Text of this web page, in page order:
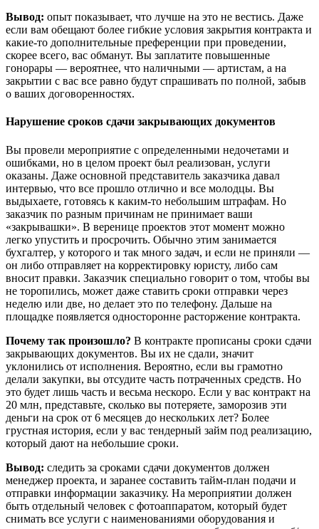
Вывод: опыт показывает, что лучше на это не вестись. Даже
если вам обещают более гибкие условия закрытия контракта и
какие-то дополнительные преференции при проведении,
скорее всего, вас обманут. Вы заплатите повышенные
гонорары — вероятнее, что наличными — артистам, а на
закрытии с вас все равно будут спрашивать по полной, забыв
о ваших договоренностях.
Нарушение сроков сдачи закрывающих документов
Вы провели мероприятие с определенными недочетами и
ошибками, но в целом проект был реализован, услуги
оказаны. Даже основной представитель заказчика давал
интервью, что все прошло отлично и все молодцы. Вы
выдыхаете, готовясь к каким-то небольшим штрафам. Но
заказчик по разным причинам не принимает ваши
«закрывашки». В веренице проектов этот момент можно
легко упустить и просрочить. Обычно этим занимается
бухгалтер, у которого и так много задач, и если не приняли —
он либо отправляет на корректировку юристу, либо сам
вносит правки. Заказчик специально говорит о том, чтобы вы
не торопились, может даже ставить сроки отправки через
неделю или две, но делает это по телефону. Дальше на
площадке появляется односторонне расторжение контракта.
Почему так произошло? В контракте прописаны сроки сдачи
закрывающих документов. Вы их не сдали, значит
уклонились от исполнения. Вероятно, если вы грамотно
делали закупки, вы отсудите часть потраченных средств. Но
это будет лишь часть и весьма нескоро. Если у вас контракт на
20 млн, представьте, сколько вы потеряете, заморозив эти
деньги на срок от 6 месяцев до нескольких лет? Более
грустная история, если у вас тендерный займ под реализацию,
который дают на небольшие сроки.
Вывод: следить за сроками сдачи документов должен
менеджер проекта, и заранее составить тайм-план подачи и
отправки информации заказчику. На мероприятии должен
быть отдельный человек с фотоаппаратом, который будет
снимать все услуги с наименованиями оборудования и